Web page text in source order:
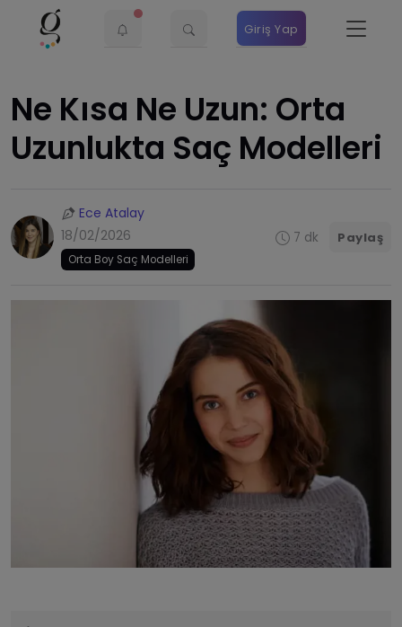
Giriş Yap
Ne Kısa Ne Uzun: Orta
Uzunlukta Saç Modelleri
Ece Atalay
18/02/2026
Orta Boy Saç Modelleri
7 dk Paylaş